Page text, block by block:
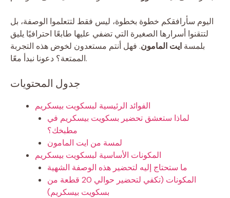
اليوم سأرافقكم خطوة بخطوة، ليس فقط لتتعلموا الوصفة، بل
لتتقنوا أسرارها الصغيرة التي تضفي عليها طابعًا احترافيًا يليق
بلمسة ايت المامون. فهل أنتم مستعدون لخوض هذه التجربة
الممتعة؟ دعونا نبدأ معًا.
جدول المحتويات
الفوائد الرئيسية لبسكويت بيسكريم
لماذا ستعشق تحضير بسكويت بيسكريم في
مطبخك؟
لمسة من ايت المامون
المكونات الأساسية لبسكويت بيسكريم
ما ستحتاج إليه لتحضير هذه الوصفة الشهية
المكونات (تكفي لتحضير حوالي 20 قطعة من
بسكويت بيسكريم)